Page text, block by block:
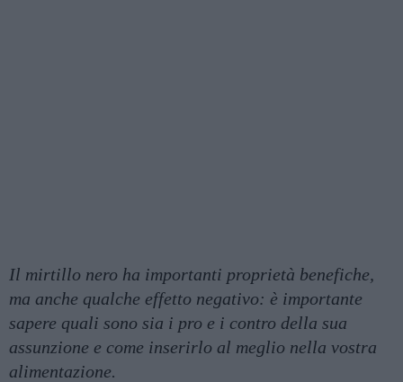
Il mirtillo nero ha importanti proprietà benefiche,
ma anche qualche effetto negativo: è importante
sapere quali sono sia i pro e i contro della sua
assunzione e come inserirlo al meglio nella vostra
alimentazione.